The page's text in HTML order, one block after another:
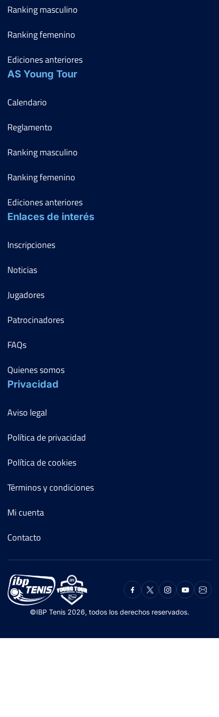
Ranking masculino
Ranking femenino
Ediciones anteriores
AS Young Tour
Calendario
Reglamento
Ranking masculino
Ranking femenino
Ediciones anteriores
Enlaces de interés
Inscripciones
Noticias
Jugadores
Patrocinadores
FAQs
Quienes somos
Privacidad
Aviso legal
Política de privacidad
Política de cookies
Términos y condiciones
Mi cuenta
Contacto
©IBP Tenis 2026, todos los derechos reservados.